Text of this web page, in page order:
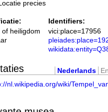
precies
of heiligdom
Identifiers:
vici:place=17956
Nederlands
nl.wikipedia.org/wiki/